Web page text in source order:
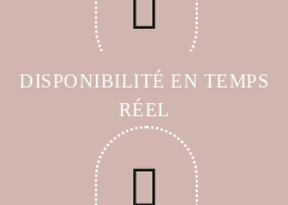
DISPONIBILITÉ EN TEMPS
RÉEL